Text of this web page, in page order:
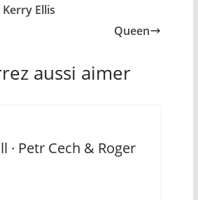
Ellis
Queen
aussi aimer
· Petr Cech & Roger